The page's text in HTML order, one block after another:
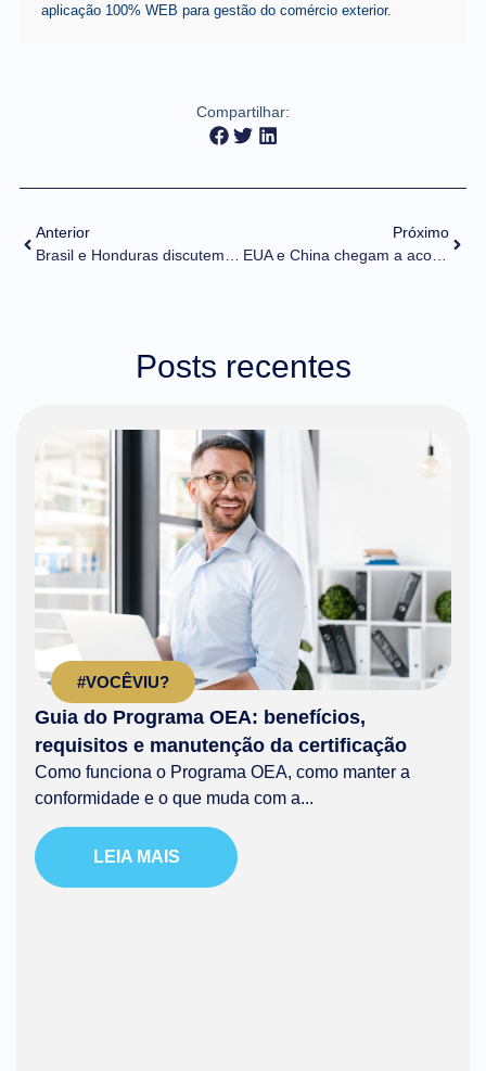
aplicação 100% WEB para gestão do comércio exterior.
Compartilhar:
Anterior
Brasil e Honduras discutem ampliação de comércio bilateral
Próximo
EUA e China chegam a acordo sobre terras raras, diz autoridade da Casa Branca
Posts recentes
#VOCÊVIU?
Guia do Programa OEA: benefícios,
requisitos e manutenção da certificação
Como funciona o Programa OEA, como manter a
conformidade e o que muda com a...
LEIA MAIS